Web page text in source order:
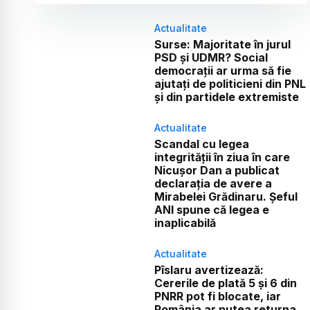
Actualitate
Surse: Majoritate în jurul
PSD și UDMR? Social
democrații ar urma să fie
ajutați de politicieni din PNL
și din partidele extremiste
Actualitate
Scandal cu legea
integrității în ziua în care
Nicușor Dan a publicat
declarația de avere a
Mirabelei Grădinaru. Șeful
ANI spune că legea e
inaplicabilă
Actualitate
Pîslaru avertizează:
Cererile de plată 5 și 6 din
PNRR pot fi blocate, iar